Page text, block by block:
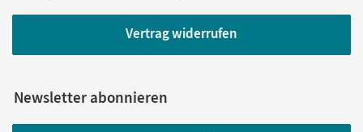
Vertrag widerrufen
Newsletter abonnieren